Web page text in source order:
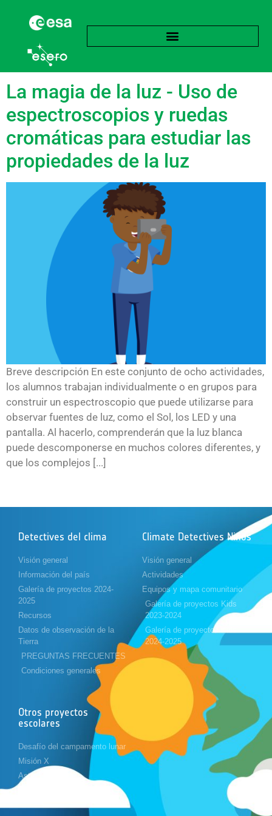
Subject:Arte y diseño
La magia de la luz - Uso de
espectroscopios y ruedas
cromáticas para estudiar las
propiedades de la luz
Breve descripción En este conjunto de ocho actividades,
los alumnos trabajan individualmente o en grupos para
construir un espectroscopio que puede utilizarse para
observar fuentes de luz, como el Sol, los LED y una
pantalla. Al hacerlo, comprenderán que la luz blanca
puede descomponerse en muchos colores diferentes, y
que los complejos [...]
Detectives del clima
Visión general
Información del país
Galería de proyectos 2024-
2025
Recursos
Datos de observación de la
Tierra
PREGUNTAS FRECUENTES
Condiciones generales
Climate Detectives Niños
Visión general
Actividades
Equipos y mapa comunitario
Galería de proyectos Kids
2023-2024
Galería de proyectos Kids
2024-2025
Otros proyectos
escolares
Desafío del campamento lunar
Misión X
Astropi